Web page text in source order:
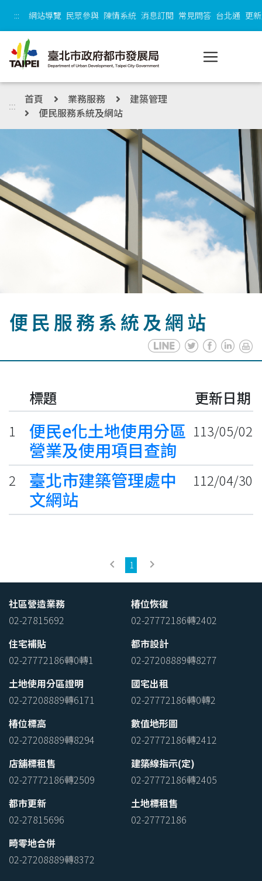
::: 網站導覽 民眾參與 陳情系統 消息訂閱 常見問答 台北通 更
::: 首頁 業務服務
建築管理
便民服務系統及網站
便民服務系統及網站
標題 更新日期
1
便民e化土地使用分區
營業及使用項目查詢
113/05/02
2
臺北市建築管理處中
文網站
112/04/30
keyboard_arrow_left 1 keyboard_arrow_right
社區營造業務
02-27815692
椿位恢復
02-27772186轉2402
住宅補貼
02-27772186轉0轉1
都市設計
02-27208889轉8277
土地使用分區證明
02-27208889轉6171
國宅出租
02-27772186轉0轉2
椿位標高
02-27208889轉8294
數值地形圖
02-27772186轉2412
店舖標租售
02-27772186轉2509
建築線指示(定)
02-27772186轉2405
都市更新
02-27815696
土地標租售
02-27772186
畸零地合併
02-27208889轉8372